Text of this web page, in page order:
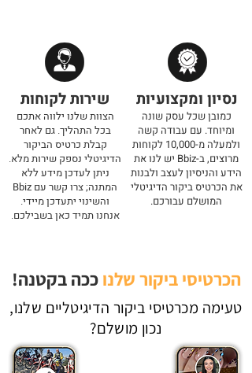
שירות לקוחות
הצוות שלנו ילווה אתכם
בכל התהליך. גם לאחר
קבלת כרטיס הביקור
הדיגיטלי נספק שירות מלא.
ניתן לעדכן מידע ללא
המתנה; צרו קשר עם Bbiz
והשינוי יתעדכן מיידי.
אנחנו תמיד כאן בשבילכם.
נסיון ומקצועיות
כמובן שכל עסק שונה
ומיוחד. עם עבודה קשה
ולמעלה מ-10,000 לקוחות
מרוצים, ב-Bbiz יש לנו את
הידע והניסיון לעצב ולבנות
את הכרטיס ביקור הדיגיטלי
המושלם עבורכם.
הכרטיסי ביקור שלנו ככה בקטנה!
טעימה מכרטיסי ביקור הדיגיטליים שלנו,
נכון מושלם?